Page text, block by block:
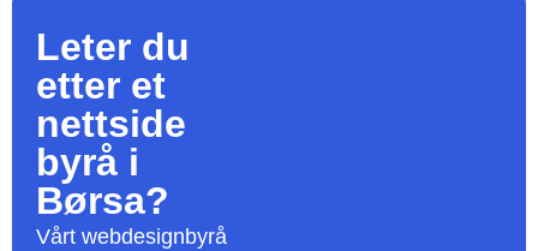
Leter du
etter et
nettside
byrå i
Børsa?
Vårt webdesignbyrå